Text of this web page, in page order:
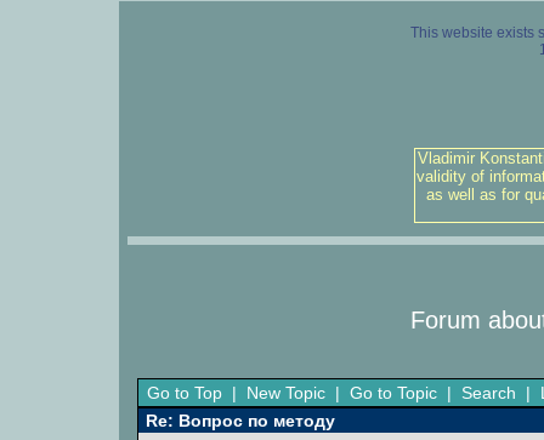
This website exists
Vladimir
validity of
as well as for
Forum
Go to Top | New Topic | Go to Topic | Search |
Re: Вопрос по методу